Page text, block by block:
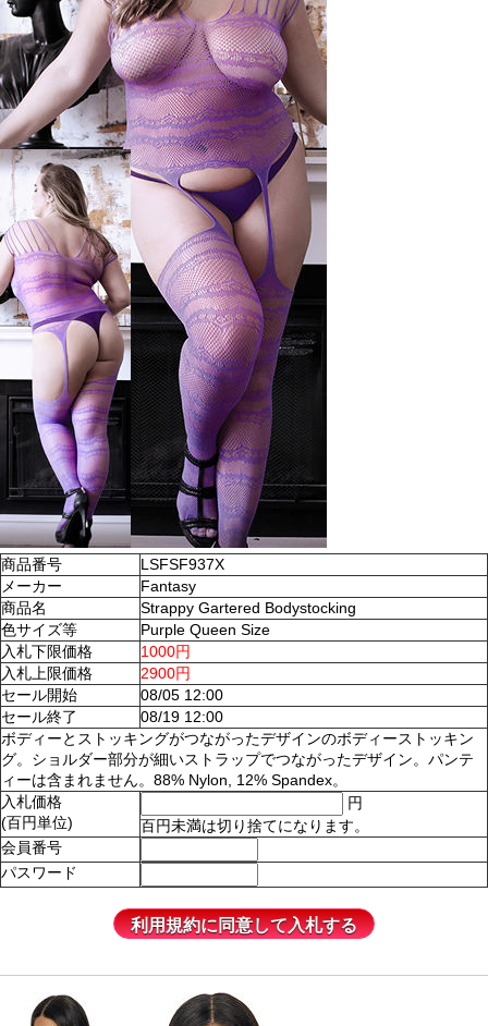
商品番号
LSFSF937X
メーカー
Fantasy
商品名
Strappy Gartered Bodystocking
色サイズ等
Purple Queen Size
入札下限価格
1000円
入札上限価格
2900円
セール開始
08/05 12:00
セール終了
08/19 12:00
ボディーとストッキングがつながったデザインのボディーストッキン
グ。ショルダー部分が細いストラップでつながったデザイン。パンテ
ィーは含まれません。88% Nylon, 12% Spandex。
入札価格
(百円単位)
円
百円未満は切り捨てになります。
会員番号
パスワード